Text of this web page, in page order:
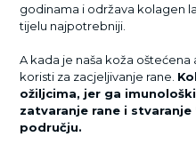
godinama i održava kolagen
tijelu najpotrebniji.
A kada je naša koža
koristi za zacjeljivanje rane.
ožiljcima, jer ga
zatvaranje rane i
području.